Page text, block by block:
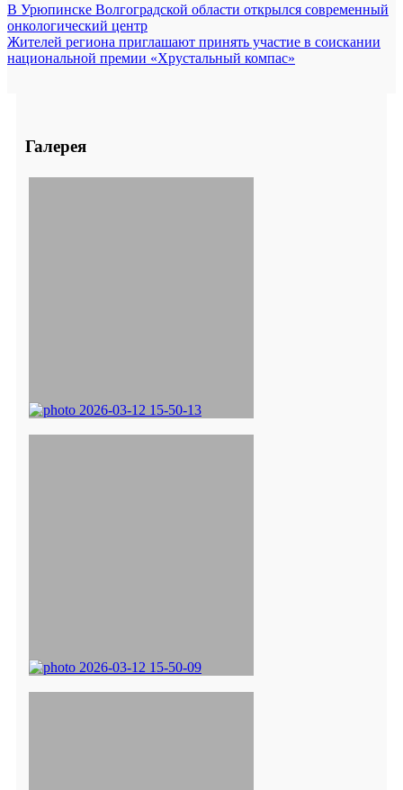
В Урюпинске Волгоградской области открылся современный
онкологический центр
Жителей региона приглашают принять участие в соискании
национальной премии «Хрустальный компас»
Галерея